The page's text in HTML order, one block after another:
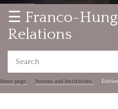
☰ Franco-
Relations
Home page Persons and Institutions